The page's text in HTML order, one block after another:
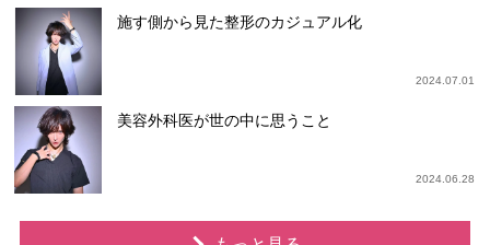
施す側から見た整形のカジュアル化
2024.07.01
美容外科医が世の中に思うこと
2024.06.28